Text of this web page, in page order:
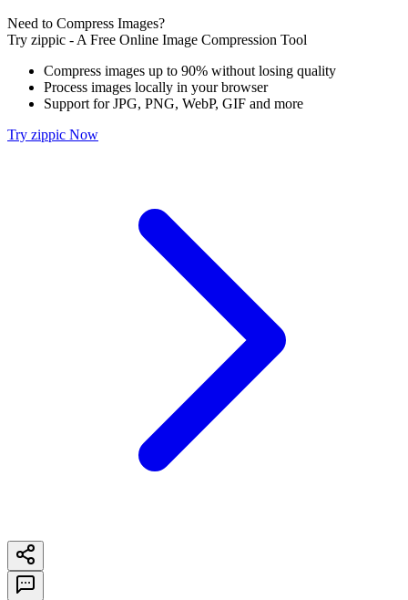
Need to Compress Images?
Try zippic - A Free Online Image Compression Tool
Compress images up to 90% without losing quality
Process images locally in your browser
Support for JPG, PNG, WebP, GIF and more
Try zippic Now